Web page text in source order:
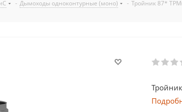
- Дымоходы одноконтурные (моно) - Тройник 87*